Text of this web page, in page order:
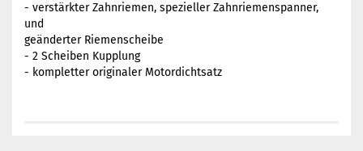
- verstärkter Zahnriemen, spezieller Zahnriemenspanner,
und
geänderter Riemenscheibe
- 2 Scheiben Kupplung
- kompletter originaler Motordichtsatz